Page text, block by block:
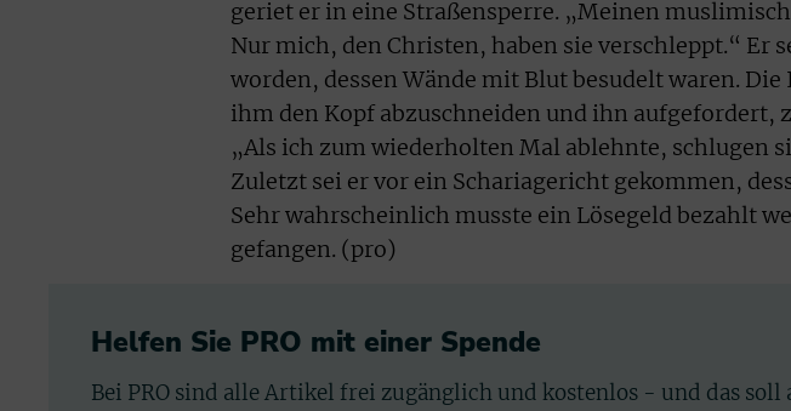
geriet er in eine Straßensperre. „Meinen
Nur mich, den Christen, haben sie verschleppt.“ Er
worden, dessen Wände mit Blut besudelt waren.
ihm den Kopf abzuschneiden und ihn aufgefordert,
„Als ich zum wiederholten Mal ablehnte, schlugen
Zuletzt sei er vor ein Schariagericht gekommen,
Sehr wahrscheinlich musste ein Lösegeld bezahlt
gefangen. (pro)
Helfen Sie PRO mit einer Spende
Bei PRO sind alle Artikel frei zugänglich und kostenlos - und das soll